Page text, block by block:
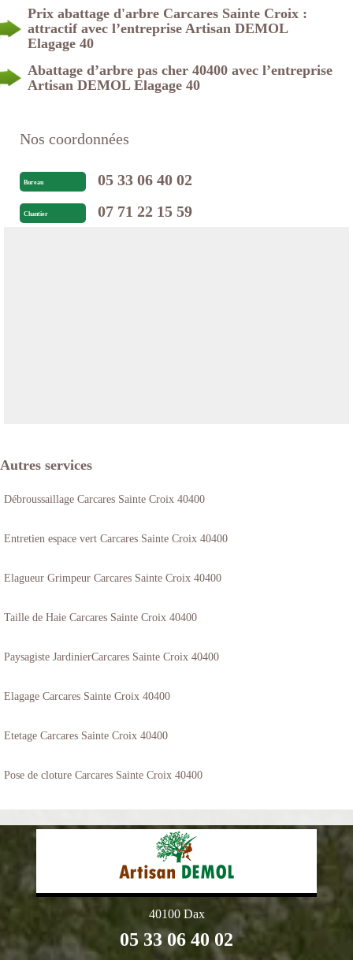
Prix abattage d'arbre Carcares Sainte Croix :
attractif avec l’entreprise Artisan DEMOL
Elagage 40
Abattage d’arbre pas cher 40400 avec l’entreprise
Artisan DEMOL Elagage 40
Nos coordonnées
Bureau 05 33 06 40 02
Chantier 07 71 22 15 59
Autres services
Débroussaillage Carcares Sainte Croix 40400
Entretien espace vert Carcares Sainte Croix 40400
Elagueur Grimpeur Carcares Sainte Croix 40400
Taille de Haie Carcares Sainte Croix 40400
Paysagiste JardinierCarcares Sainte Croix 40400
Elagage Carcares Sainte Croix 40400
Etetage Carcares Sainte Croix 40400
Pose de cloture Carcares Sainte Croix 40400
40100 Dax
05 33 06 40 02